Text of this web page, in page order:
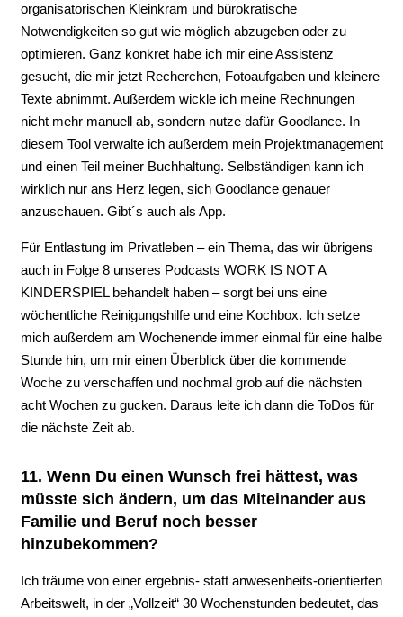
organisatorischen Kleinkram und bürokratische
Notwendigkeiten so gut wie möglich abzugeben oder zu
optimieren. Ganz konkret habe ich mir eine Assistenz
gesucht, die mir jetzt Recherchen, Fotoaufgaben und kleinere
Texte abnimmt. Außerdem wickle ich meine Rechnungen
nicht mehr manuell ab, sondern nutze dafür Goodlance. In
diesem Tool verwalte ich außerdem mein Projektmanagement
und einen Teil meiner Buchhaltung. Selbständigen kann ich
wirklich nur ans Herz legen, sich Goodlance genauer
anzuschauen. Gibt´s auch als App.
Für Entlastung im Privatleben – ein Thema, das wir übrigens
auch in Folge 8 unseres Podcasts WORK IS NOT A
KINDERSPIEL behandelt haben – sorgt bei uns eine
wöchentliche Reinigungshilfe und eine Kochbox. Ich setze
mich außerdem am Wochenende immer einmal für eine halbe
Stunde hin, um mir einen Überblick über die kommende
Woche zu verschaffen und nochmal grob auf die nächsten
acht Wochen zu gucken. Daraus leite ich dann die ToDos für
die nächste Zeit ab.
11. Wenn Du einen Wunsch frei hättest, was
müsste sich ändern, um das Miteinander aus
Familie und Beruf noch besser
hinzubekommen?
Ich träume von einer ergebnis- statt anwesenheits-orientierten
Arbeitswelt, in der „Vollzeit“ 30 Wochenstunden bedeutet, das